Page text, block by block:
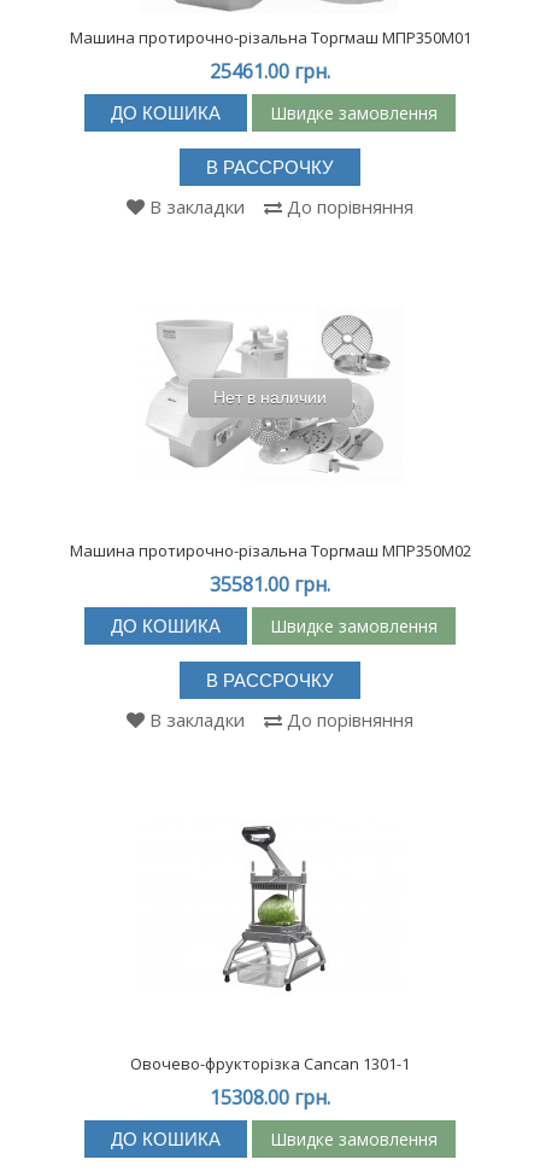
Машина протирочно-різальна Торгмаш МПР350М01
25461.00 грн.
ДО КОШИКА Швидке замовлення
В РАССРОЧКУ
В закладки До порівняння
Нет в наличии
Машина протирочно-різальна Торгмаш МПР350М02
35581.00 грн.
ДО КОШИКА Швидке замовлення
В РАССРОЧКУ
В закладки До порівняння
Овочево-фрукторізка Cancan 1301-1
15308.00 грн.
ДО КОШИКА Швидке замовлення